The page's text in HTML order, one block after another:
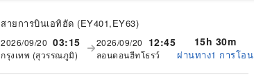
สายการบินเอทิฮัด (EY401,EY63)
2026/09/20 03:15
กรุงเทพ (สุวรรณภูมิ)
2026/09/20 12:45
ลอนดอนฮีทโธรว์
15h 30m
ผ่านทาง1 การโอน